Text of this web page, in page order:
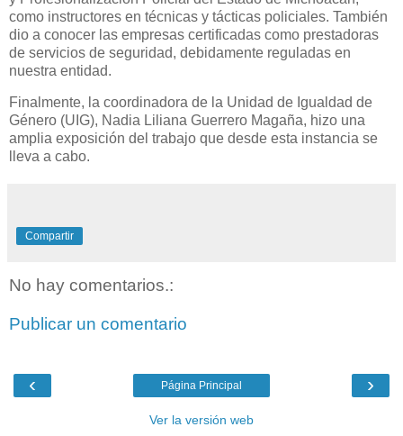
como instructores en técnicas y tácticas policiales. También
dio a conocer las empresas certificadas como prestadoras
de servicios de seguridad, debidamente reguladas en
nuestra entidad.
Finalmente, la coordinadora de la Unidad de Igualdad de
Género (UIG), Nadia Liliana Guerrero Magaña, hizo una
amplia exposición del trabajo que desde esta instancia se
lleva a cabo.
Compartir
No hay comentarios.:
Publicar un comentario
‹ ›
Página Principal
Ver la versión web